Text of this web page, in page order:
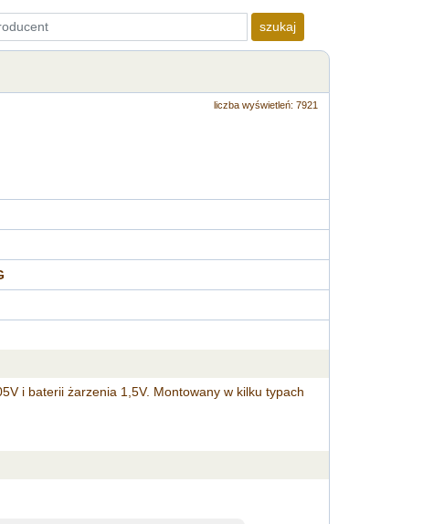
szukaj
liczba wyświetleń: 7921
i baterii żarzenia 1,5V. Montowany w kilku typach